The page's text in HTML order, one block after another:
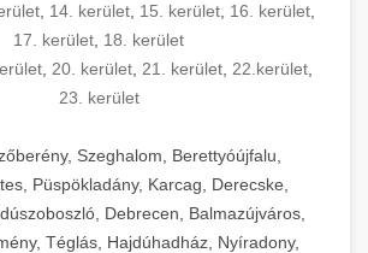
14. kerület 15. kerület 16. kerület
17. kerület 18. kerület
20. kerület 21. kerület 22.kerület
23. kerület
Szeghalom, Berettyóújfalu,
Püspökladány, Karcag, Derecske,
Debrecen, Balmazújváros,
Téglás, Hajdúhadház, Nyíradony,